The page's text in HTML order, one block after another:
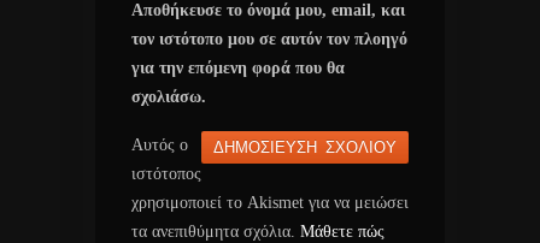
Αποθήκευσε το όνομά μου, email, και
τον ιστότοπο μου σε αυτόν τον πλοηγό
για την επόμενη φορά που θα
σχολιάσω.
Αυτός ο
ιστότοπος
χρησιμοποιεί το Akismet για να μειώσει
τα ανεπιθύμητα σχόλια. Μάθετε πώς